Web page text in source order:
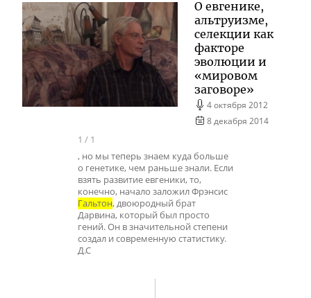
О евгенике,
альтруизме,
селекции как
факторе
эволюции и
«мировом
заговоре»
4 октября 2012
8 декабря 2014
1 / 1
, но мы теперь знаем куда больше
о генетике, чем раньше знали. Если
взять развитие евгеники, то,
конечно, начало заложил Фрэнсис
Гальтон, двоюродный брат
Дарвина, который был просто
гений. Он в значительной степени
создал и современную статистику.
Д.С